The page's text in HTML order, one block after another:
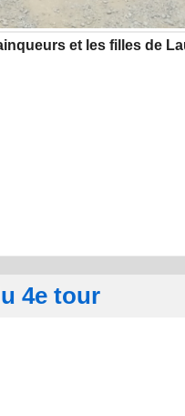
et les filles de
4e tour